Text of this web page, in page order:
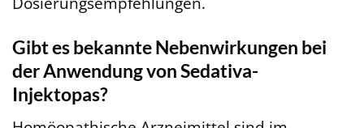
Gibt es bekannte Nebenwirkungen bei
der Anwendung von Sedativa-
Injektopas?